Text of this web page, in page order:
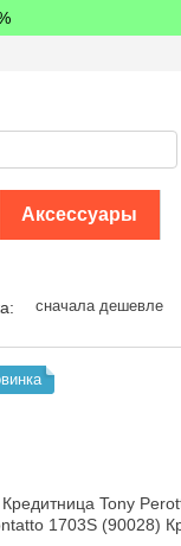
Аксессуары
сначала дешевле